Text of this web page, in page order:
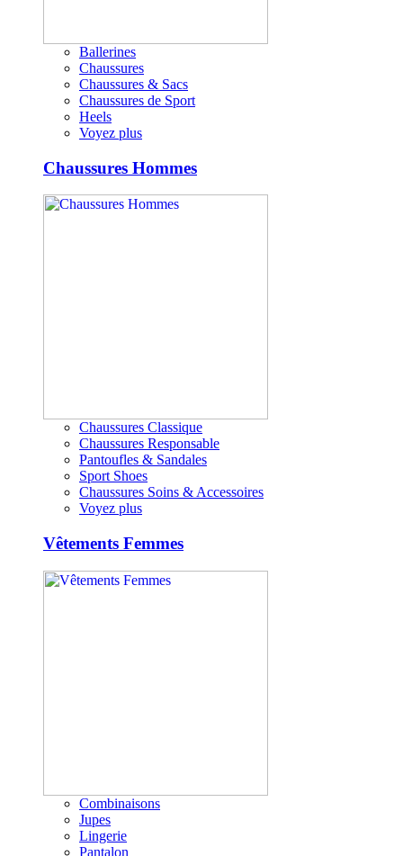
Ballerines
Chaussures
Chaussures & Sacs
Chaussures de Sport
Heels
Voyez plus
Chaussures Hommes
Chaussures Classique
Chaussures Responsable
Pantoufles & Sandales
Sport Shoes
Chaussures Soins & Accessoires
Voyez plus
Vêtements Femmes
Combinaisons
Jupes
Lingerie
Pantalon